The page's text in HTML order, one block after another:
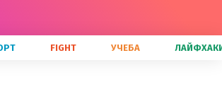
FIGHT УЧЕБА